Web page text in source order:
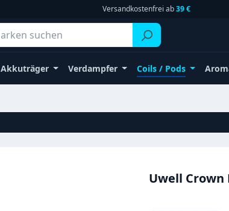
Versandkostenfrei ab39 €
Akkuträger Verdampfer Coils / Pods
Uwell Crown